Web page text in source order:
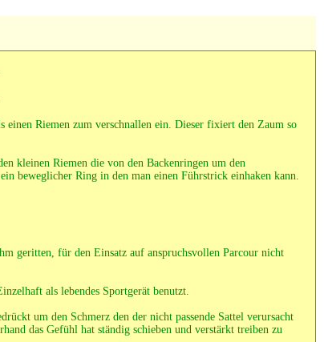
einen Riemen zum verschnallen ein. Dieser fixiert den Zaum so
kleinen Riemen die von den Backenringen um den
beweglicher Ring in den man einen Führstrick einhaken kann.
geritten, für den Einsatz auf anspruchsvollen Parcour nicht
als lebendes Sportgerät benutzt.
um den Schmerz den der nicht passende Sattel verursacht
das Gefühl hat ständig schieben und verstärkt treiben zu